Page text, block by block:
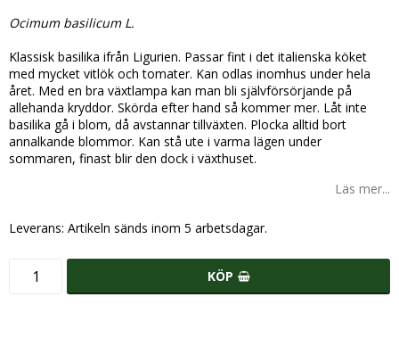
Ocimum basilicum L.
Klassisk basilika ifrån Ligurien. Passar fint i det italienska köket
med mycket vitlök och tomater. Kan odlas inomhus under hela
året. Med en bra växtlampa kan man bli självförsörjande på
allehanda kryddor. Skörda efter hand så kommer mer. Låt inte
basilika gå i blom, då avstannar tillväxten. Plocka alltid bort
annalkande blommor. Kan stå ute i varma lägen under
sommaren, finast blir den dock i växthuset.
Läs mer...
Leverans: Artikeln sänds inom 5 arbetsdagar.
KÖP